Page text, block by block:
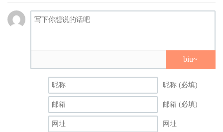
biu~
昵称 (必填)
邮箱 (必填)
网址